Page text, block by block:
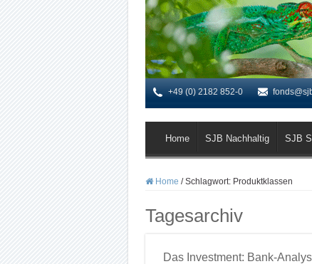
+49 (0) 2182 852-0
Home SJB Nachhaltig SJB
Home / Schlagwort: Produktklassen
Tagesarchiv
Das Investment: Bank-